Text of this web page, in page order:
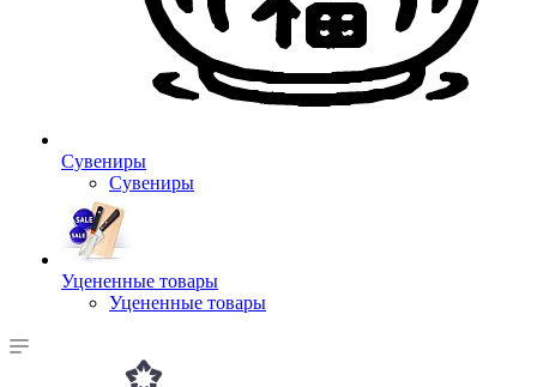
Сувениры
Сувениры
Уцененные товары
Уцененные товары